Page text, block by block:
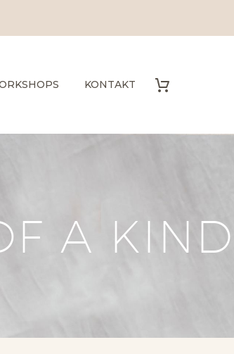
KONTAKT
A KIND